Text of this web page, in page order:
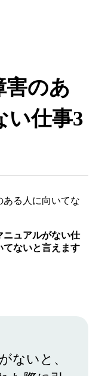
害のあ
い仕事3
ある人に向いてな
ニュアルがない仕
てないと言えます
ないと、